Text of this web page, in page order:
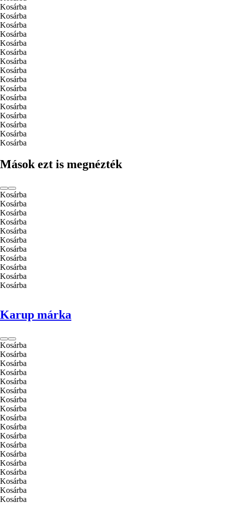
Kosárba
Kosárba
Kosárba
Kosárba
Kosárba
Kosárba
Kosárba
Kosárba
Kosárba
Kosárba
Kosárba
Kosárba
Kosárba
Kosárba
Kosárba
Kosárba
Mások ezt is megnézték
Kosárba
Kosárba
Kosárba
Kosárba
Kosárba
Kosárba
Kosárba
Kosárba
Kosárba
Kosárba
Kosárba
Karup márka
Kosárba
Kosárba
Kosárba
Kosárba
Kosárba
Kosárba
Kosárba
Kosárba
Kosárba
Kosárba
Kosárba
Kosárba
Kosárba
Kosárba
Kosárba
Kosárba
Kosárba
Kosárba